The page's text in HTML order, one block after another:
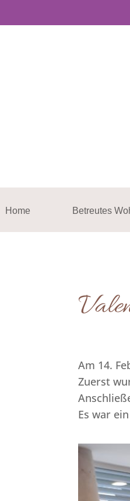
Home Betreutes
Am 14.
Zuerst
Es war